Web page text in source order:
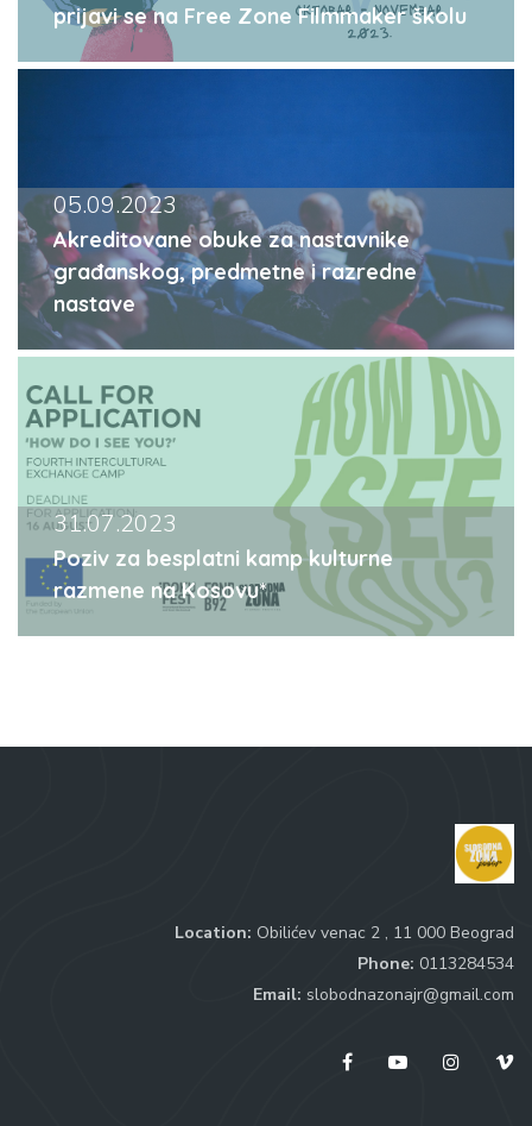
prijavi se na Free Zone Filmmaker školu
05.09.2023
Akreditovane obuke za nastavnike
građanskog, predmetne i razredne
nastave
31.07.2023
Poziv za besplatni kamp kulturne
razmene na Kosovu*
Location: Obilićev venac 2 , 11 000 Beograd
Phone: 0113284534
Email: slobodnazonajr@gmail.com